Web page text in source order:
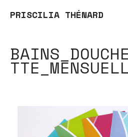
PRISCILIA THÉNARD